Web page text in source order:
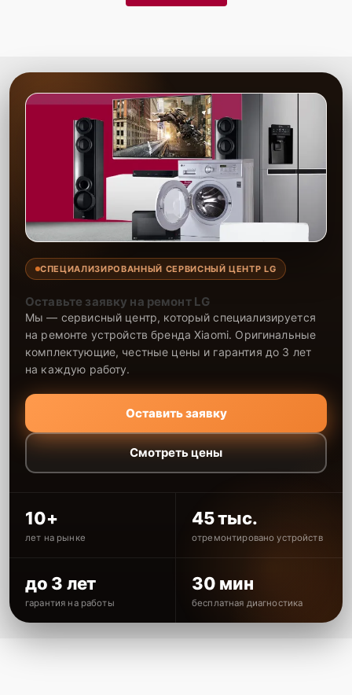
Сервис Lg-Fixmaster гарантирует высокое качество выполнения
работ благодаря опыту и профессионализму наших мастеров. Мы
предоставляем гарантию на все виды ремонта и используемые
запчасти сроком до 2-3 лет, что подтверждает нашу уверенность в
долговечности результата. Наши специалисты выполняют ремонт
быстро и качественно, обеспечивая долговечность работы вашей
техники. Мы всегда стремимся предложить клиентам лучшее
обслуживание, делая ремонт максимально удобным и надежным.
СПЕЦИАЛИЗИРОВАННЫЙ СЕРВИСНЫЙ ЦЕНТР LG
Оставьте заявку на ремонт LG
Мы — сервисный центр, который специализируется
на ремонте устройств бренда Xiaomi. Оригинальные
комплектующие, честные цены и гарантия до 3 лет
на каждую работу.
Оставить заявку
Смотреть цены
10+
лет на рынке
45 тыс.
отремонтировано устройств
до 3 лет
гарантия на работы
30 мин
бесплатная диагностика